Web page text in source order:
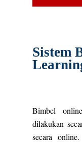
Sistem
Bimbel
dilakukan
secara